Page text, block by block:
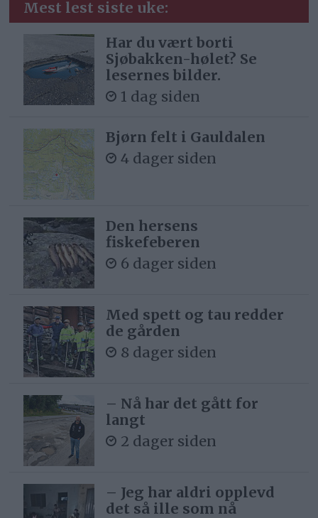
Mest lest siste uke:
Har du vært borti
Sjøbakken-hølet? Se
lesernes bilder.
1 dag siden
Bjørn felt i Gauldalen
4 dager siden
Den hersens
fiskefeberen
6 dager siden
Med spett og tau redder
de gården
8 dager siden
– Nå har det gått for
langt
2 dager siden
– Jeg har aldri opplevd
det så ille som nå